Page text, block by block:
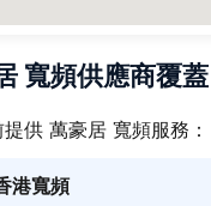
寬頻供應商覆蓋
供 萬豪居 寬頻服務：
港寬頻